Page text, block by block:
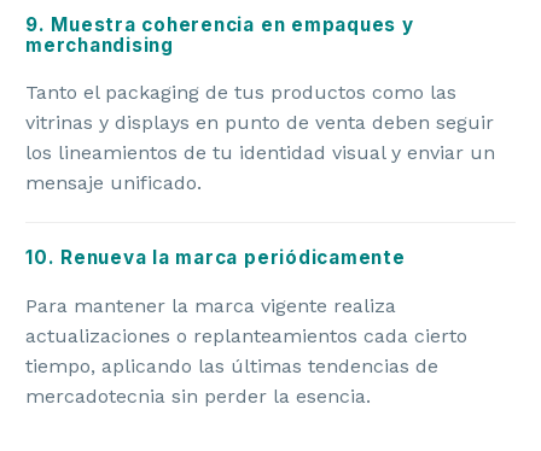
9. Muestra coherencia en empaques y
merchandising
Tanto el packaging de tus productos como las
vitrinas y displays en punto de venta deben seguir
los lineamientos de tu identidad visual y enviar un
mensaje unificado.
10. Renueva la marca periódicamente
Para mantener la marca vigente realiza
actualizaciones o replanteamientos cada cierto
tiempo, aplicando las últimas tendencias de
mercadotecnia sin perder la esencia.